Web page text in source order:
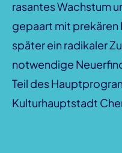
rasantes Wachstum
gepaart mit prekären
später ein radikaler
notwendige
Teil des
Kulturhauptstadt